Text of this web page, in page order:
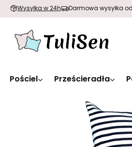
Wysyłka w 24h Darmowa wysyłka od
Pościel Prześcieradła